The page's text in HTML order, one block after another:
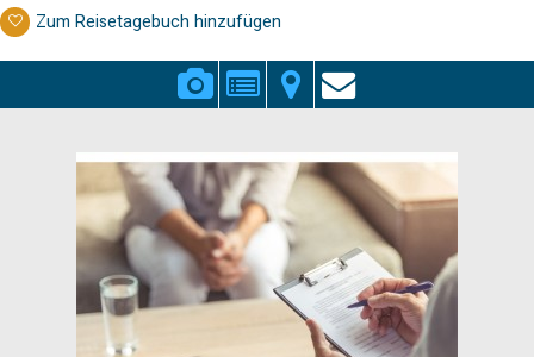
Zum Reisetagebuch hinzufügen